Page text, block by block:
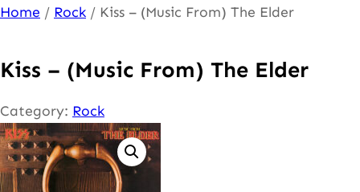
Ga
de
inhoud
Home / Rock / Kiss – (Music From) The Elder
Kiss – (Music From) The Elder
Category: Rock